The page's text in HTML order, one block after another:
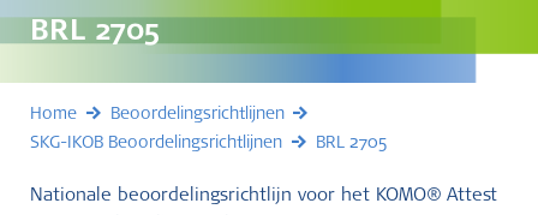
BRL 2705
Home
Beoordelingsrichtlijnen
SKG-IKOB Beoordelingsrichtlijnen
BRL 2705
Nationale beoordelingsrichtlijn voor het KOMO® Attest